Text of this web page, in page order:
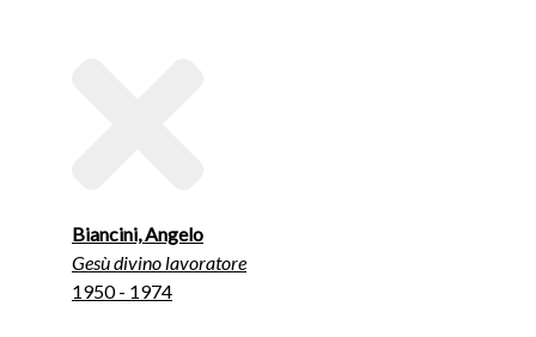
Biancini, Angelo
Gesù divino lavoratore
1950 - 1974